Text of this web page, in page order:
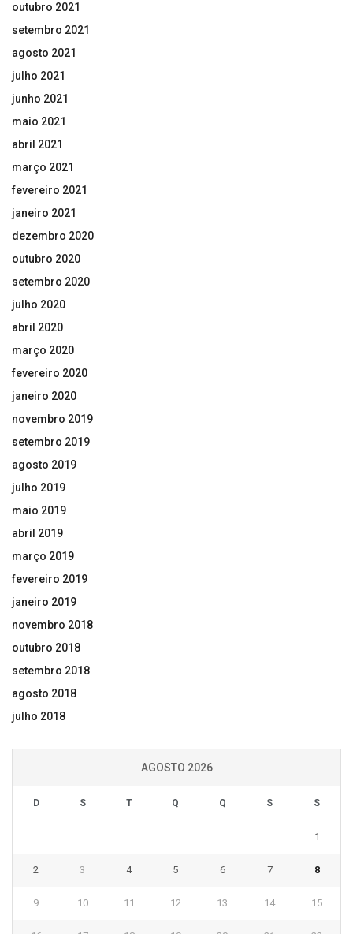
outubro 2021
setembro 2021
agosto 2021
julho 2021
junho 2021
maio 2021
abril 2021
março 2021
fevereiro 2021
janeiro 2021
dezembro 2020
outubro 2020
setembro 2020
julho 2020
abril 2020
março 2020
fevereiro 2020
janeiro 2020
novembro 2019
setembro 2019
agosto 2019
julho 2019
maio 2019
abril 2019
março 2019
fevereiro 2019
janeiro 2019
novembro 2018
outubro 2018
setembro 2018
agosto 2018
julho 2018
AGOSTO 2026
D S T Q Q S S
1
2 3 4 5 6 7 8
9 10 11 12 13 14 15